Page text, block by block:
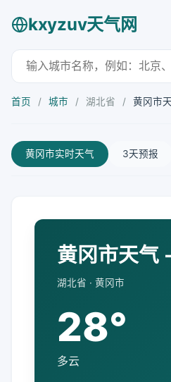
kxyzuv天气网
首页 / 城市 / 湖北省 / 黄冈市
黄冈市实时天气 3天预报
黄冈市天气
湖北省 · 黄冈市
28°
多云